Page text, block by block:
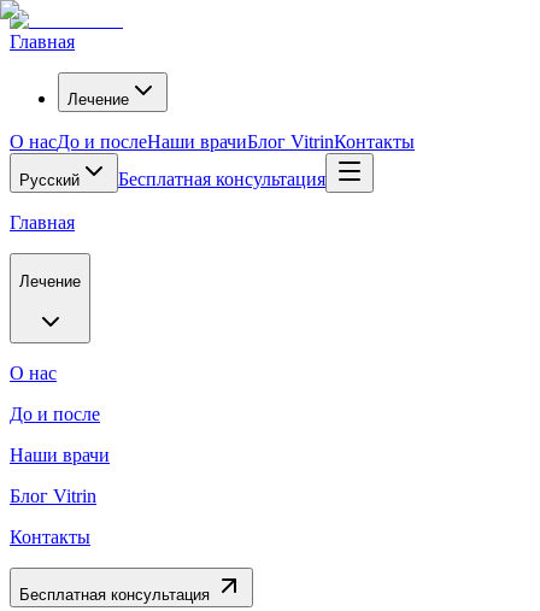
Главная
Лечение
О насДо и послеНаши врачиБлог VitrinКонтакты
Русский Бесплатная консультация
Главная
Лечение
О нас
До и после
Наши врачи
Блог Vitrin
Контакты
Бесплатная консультация